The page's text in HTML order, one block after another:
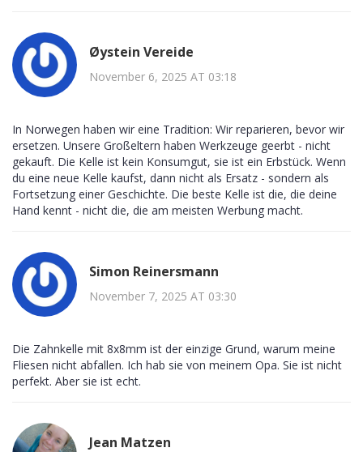
Øystein Vereide
November 6, 2025 AT 03:18
In Norwegen haben wir eine Tradition: Wir reparieren, bevor wir
ersetzen. Unsere Großeltern haben Werkzeuge geerbt - nicht
gekauft. Die Kelle ist kein Konsumgut, sie ist ein Erbstück. Wenn
du eine neue Kelle kaufst, dann nicht als Ersatz - sondern als
Fortsetzung einer Geschichte. Die beste Kelle ist die, die deine
Hand kennt - nicht die, die am meisten Werbung macht.
Simon Reinersmann
November 7, 2025 AT 03:30
Die Zahnkelle mit 8x8mm ist der einzige Grund, warum meine
Fliesen nicht abfallen. Ich hab sie von meinem Opa. Sie ist nicht
perfekt. Aber sie ist echt.
Jean Matzen